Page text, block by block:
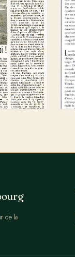
de la